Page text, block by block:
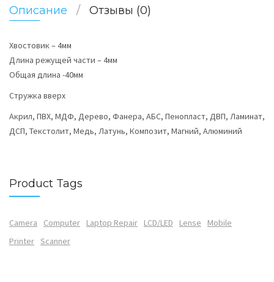
Описание Отзывы (0)
Хвостовик – 4мм
Длина режущей части – 4мм
Общая длина -40мм
Стружка вверх
Акрил, ПВХ, МДФ, Дерево, Фанера, АБС, Пенопласт, ДВП, Ламинат,
ДСП, Текстолит, Медь, Латунь, Композит, Магний, Алюминий
Product Tags
Camera Computer Laptop Repair LCD/LED Lense
Mobile
Printer Scanner